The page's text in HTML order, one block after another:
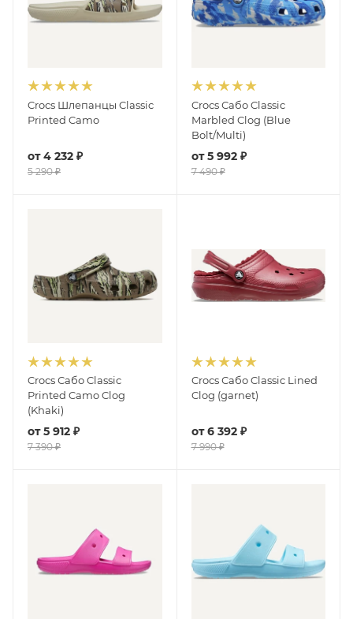
Crocs Шлепанцы Classic
Printed Camo
от4 232 ₽
5 290 ₽
Crocs Сабо Classic
Marbled Clog (Blue
Bolt/Multi)
от5 992 ₽
7 490 ₽
Crocs Сабо Classic
Printed Camo Clog
(Khaki)
от5 912 ₽
7 390 ₽
Crocs Сабо Classic Lined
Clog (garnet)
от6 392 ₽
7 990 ₽